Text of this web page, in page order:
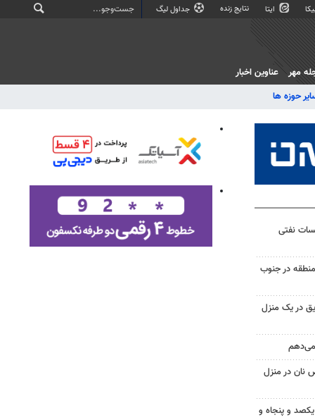
ایتا نتایج زنده جداول لیگ
حوزه ها
مهر عناوین اخبار
نفتی
در جنوب
در یک منزل
می‌دهم
نان در منزل
و پنجاه و